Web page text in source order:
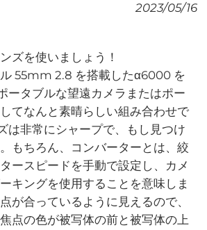
2023/05/16
ズを使いましょう！
55mm 2.8 を搭載したα6000 を
ータブルな望遠カメラまたはポー
てなんと素晴らしい組み合わせで
は非常にシャープで、もし見つけ
もちろん、コンバーターとは、絞
ースピードを手動で設定し、カメ
キングを使用することを意味しま
が合っているように見えるので、
点の色が被写体の前と被写体の上